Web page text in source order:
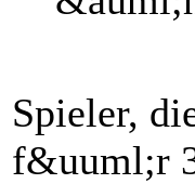
Spieler,
f&uuml;r